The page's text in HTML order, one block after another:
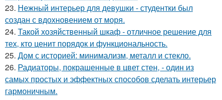
23. Нежный интерьер для девушки - студентки был
создан с вдохновением от моря.
24. Такой хозяйственный шкаф - отличное решение для
тех, кто ценит порядок и функциональность.
25. Дом с историей: минимализм, металл и стекло.
26. Радиаторы, покрашенные в цвет стен, - один из
самых простых и эффектных способов сделать интерьер
гармоничным.